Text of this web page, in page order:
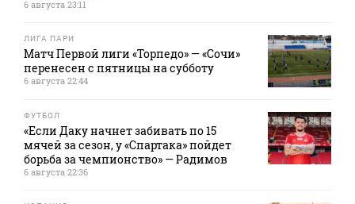
6 августа 23:11
ЛИГА ПАРИ
Матч Первой лиги «Торпедо» — «Сочи»
перенесен с пятницы на субботу
6 августа 22:44
ФУТБОЛ
«Если Даку начнет забивать по 15
мячей за сезон, у «Спартака» пойдет
борьба за чемпионство» — Радимов
6 августа 22:36